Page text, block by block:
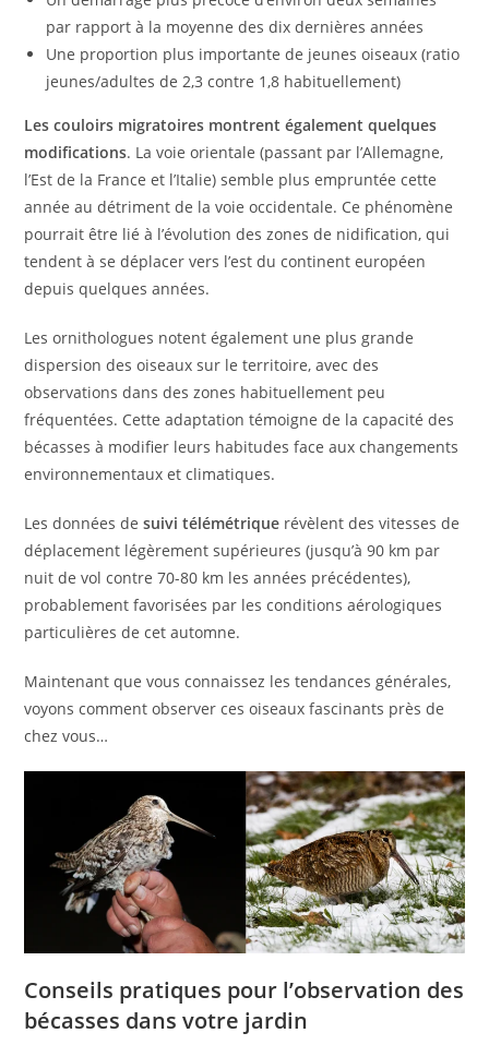
par rapport à la moyenne des dix dernières années
Une proportion plus importante de jeunes oiseaux (ratio
jeunes/adultes de 2,3 contre 1,8 habituellement)
Les couloirs migratoires montrent également quelques
modifications. La voie orientale (passant par l’Allemagne,
l’Est de la France et l’Italie) semble plus empruntée cette
année au détriment de la voie occidentale. Ce phénomène
pourrait être lié à l’évolution des zones de nidification, qui
tendent à se déplacer vers l’est du continent européen
depuis quelques années.
Les ornithologues notent également une plus grande
dispersion des oiseaux sur le territoire, avec des
observations dans des zones habituellement peu
fréquentées. Cette adaptation témoigne de la capacité des
bécasses à modifier leurs habitudes face aux changements
environnementaux et climatiques.
Les données desuivi télémétrique révèlent des vitesses de
déplacement légèrement supérieures (jusqu’à 90 km par
nuit de vol contre 70-80 km les années précédentes),
probablement favorisées par les conditions aérologiques
particulières de cet automne.
Maintenant que vous connaissez les tendances générales,
voyons comment observer ces oiseaux fascinants près de
chez vous…
Conseils pratiques pour l’observation des
bécasses dans votre jardin